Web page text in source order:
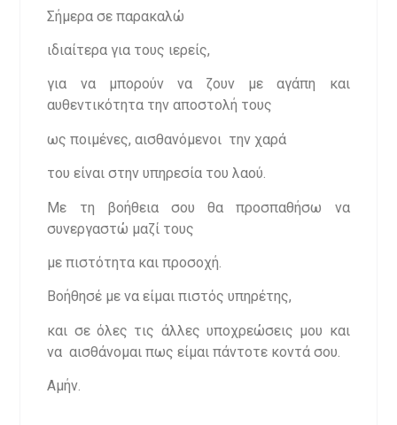
Σήμερα σε παρακαλώ
ιδιαίτερα για τους ιερείς,
για να μπορούν να ζουν με αγάπη και
αυθεντικότητα την αποστολή τους
ως ποιμένες, αισθανόμενοι την χαρά
του είναι στην υπηρεσία του λαού.
Με τη βοήθεια σου θα προσπαθήσω να
συνεργαστώ μαζί τους
με πιστότητα και προσοχή.
Βοήθησέ με να είμαι πιστός υπηρέτης,
και σε όλες τις άλλες υποχρεώσεις μου και
να αισθάνομαι πως είμαι πάντοτε κοντά σου.
Αμήν.